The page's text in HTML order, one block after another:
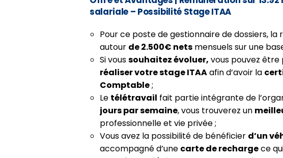
salariale – Possibilité Stage ITAA
Pour ce poste de gestionnaire de dossiers, la
autour de 2.500€ nets mensuels sur une
Si voussouhaitez évoluer, vous pouvez être
réaliser votre stage ITAAafin d’avoir la
Comptable;
Le télétravail fait partie intégrante de
jours par semaine, vous trouverez un
professionnelle et vie privée ;
Vous avez la possibilité de bénéficier d’un
accompagné d’une carte de rechargece